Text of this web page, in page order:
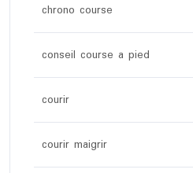
chrono course
conseil course a pied
courir
courir maigrir